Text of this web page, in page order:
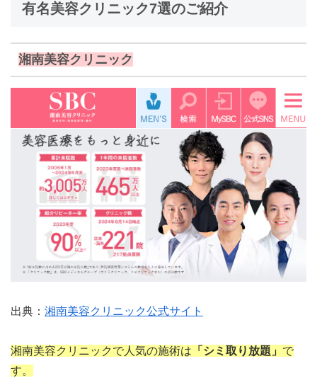
有名美容クリニック7選のご紹介
湘南美容クリニック
出典： 湘南美容クリニック公式サイト
湘南美容クリニックで人気の施術は 「シミ取り放題」 で
す。